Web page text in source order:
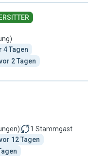
zu Tagesbeginn
– Wir danken Julia für
und würden bei einer
gerne auf ihre Dienste
)
4 Tagen
2 Tagen
) 1 Stammgast
12 Tagen